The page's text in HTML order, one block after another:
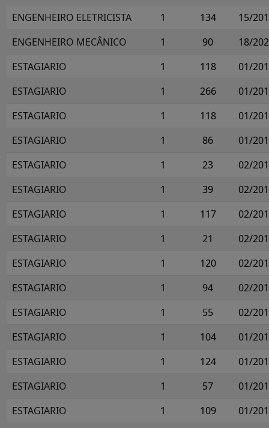
ENGENHEIRO ELETRICISTA
1 134
15/
ENGENHEIRO MECÂNICO
1 90
18/
ESTAGIARIO
1 118
01/
ESTAGIARIO
1 266
01/
ESTAGIARIO
1 118
01/
ESTAGIARIO
1 86
01/
ESTAGIARIO
1 23
02/
ESTAGIARIO
1 39
02/
ESTAGIARIO
1 117
02/
ESTAGIARIO
1 21
02/
ESTAGIARIO
1 120
02/
ESTAGIARIO
1 94
02/
ESTAGIARIO
1 55
02/
ESTAGIARIO
1 104
01/
ESTAGIARIO
1 124
01/
ESTAGIARIO
1 57
01/
ESTAGIARIO
1 109
01/